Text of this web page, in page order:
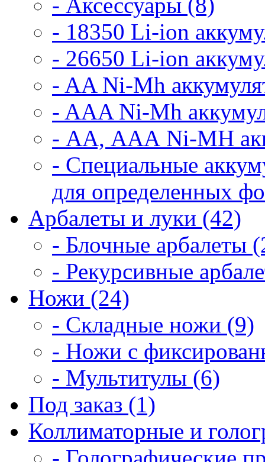
- 18350 Li-ion
- 26650 Li-ion
- AA Ni-Mh
- AAA Ni-Mh
- АА, ААА Ni-MH
- Специальные
для определенных
Арбалеты и луки (42)
- Блочные арбалеты
- Рекурсивные
Ножи (24)
- Складные ножи (9)
- Ножи с
- Мультитулы (6)
Под заказ (1)
Коллиматорные и